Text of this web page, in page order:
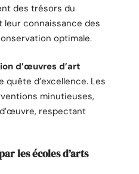
des trésors du
leur connaissance des
optimale.
d’œuvres d’art
d’excellence. Les
minutieuses,
respectant
les écoles d’arts